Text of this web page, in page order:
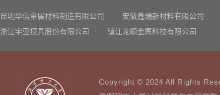
昆明华信金属材料制造有限公司 安徽鑫瑞新材料有限公司
浙江宇亚模具股份有限公司
镇江龙顺金属科技有限公司
Copyright © 2024 All Rights